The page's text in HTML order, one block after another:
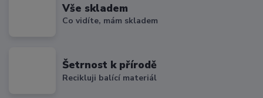
Vše skladem
Co vidíte, mám skladem
Šetrnost k přírodě
Recikluji balící materiál